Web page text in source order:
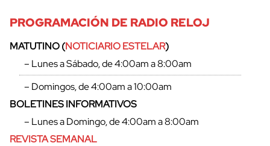
PROGRAMACIÓN DE RADIO RELOJ
MATUTINO (NOTICIARIO ESTELAR)
– Lunes a Sábado, de 4:00am a 8:00am
– Domingos, de 4:00am a 10:00am
BOLETINES INFORMATIVOS
– Lunes a Domingo, de 4:00am a 8:00am
REVISTA SEMANAL